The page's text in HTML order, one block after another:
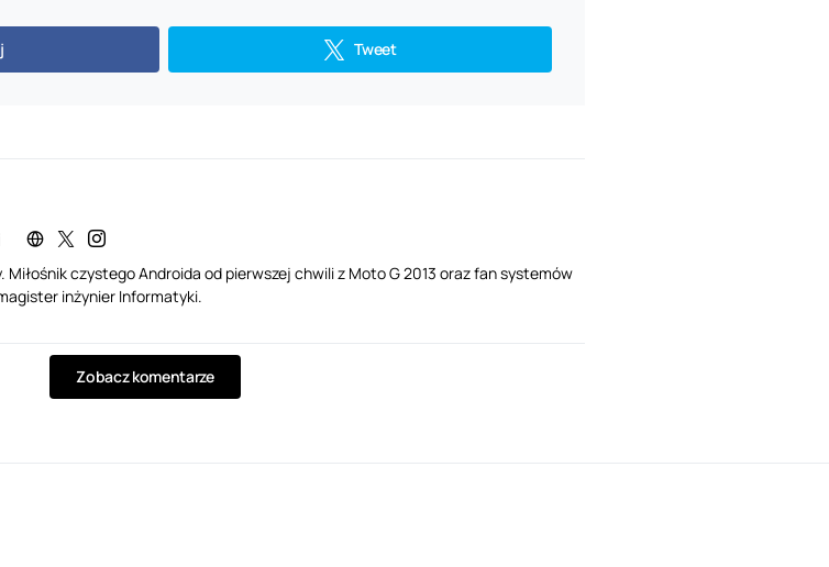
Tweet
Miłośnik czystego Androida od pierwszej chwili z Moto G 2013 oraz fan systemów
inżynier Informatyki.
Zobacz komentarze